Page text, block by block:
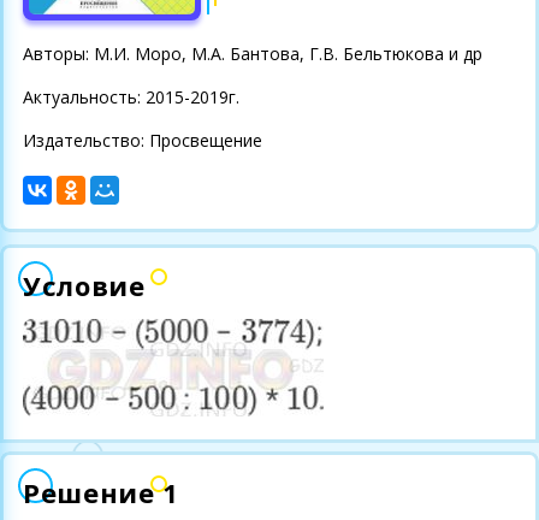
Авторы: М.И. Моро, М.А. Бантова, Г.В. Бельтюкова и др
Актуальность: 2015-2019г.
Издательство: Просвещение
Условие
Решение 1